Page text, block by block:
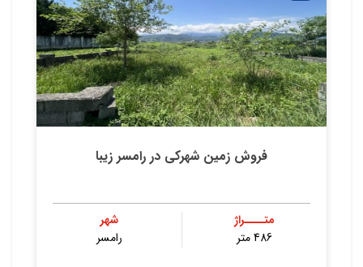
فروش زمین شهرکی در رامسر زیبا
متــــراژ
486 متر
شهر
رامسر